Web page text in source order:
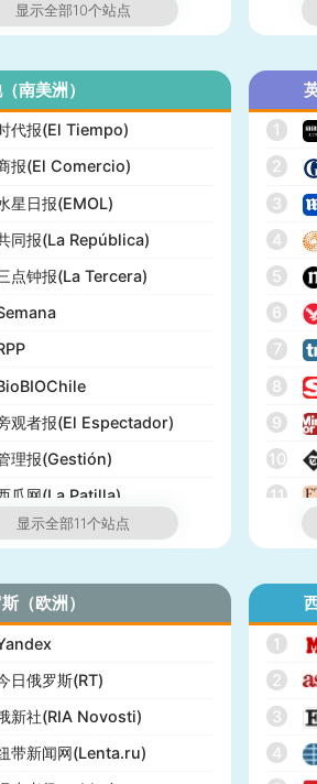
显示全部10个站点
南美洲）
代报(El Tiempo)
报(El Comercio)
星日报(EMOL)
同报(La República)
点钟报(La Tercera)
观者报(El Espectador)
理报(Gestión)
瓜网(La Patilla)
显示全部11个站点
1
2
3
4
5
6
7
8
9
10
11
（欧洲）
日俄罗斯(RT)
新社(RIA Novosti)
带新闻网(Lenta.ru)
1
2
3
4